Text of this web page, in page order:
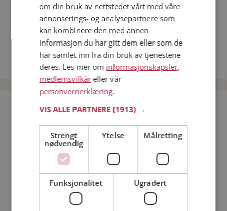
Fler single
Date menn i Norge
Date kvinner i Norge
Bli medlem gratis!
Jeg er en: Mann Kvinne
Min alder:
om din bruk av nettstedet vårt med våre
annonserings- og analysepartnere som
kan kombinere den med annen
informasjon du har gitt dem eller som de
har samlet inn fra din bruk av tjenestene
deres. Les mer om informasjonskapsler,
medlemsvilkåreller vår
personvernerklæring.
VIS ALLE PARTNERE(1913) →
Strengt
nødvendig
Ytelse Målretting
Funksjonalitet Ugradert